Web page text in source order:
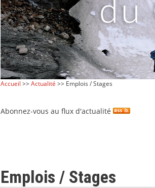
Accueil >>Actualité >> Emplois / Stages
Abonnez-vous au flux d'actualité
Emplois / Stages